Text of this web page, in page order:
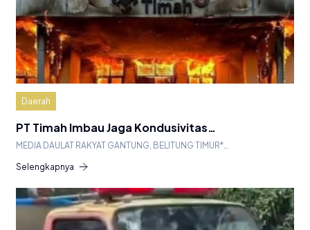
Daerah
PT Timah Imbau Jaga Kondusivitas…
MEDIA DAULAT RAKYAT GANTUNG, BELITUNG TIMUR*…
Selengkapnya